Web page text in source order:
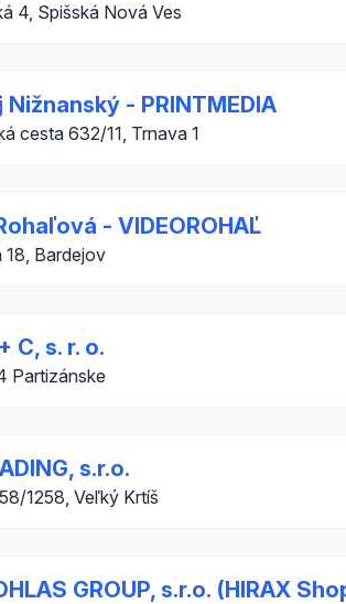
4, Spišská Nová Ves
Nižnanský - PRINTMEDIA
cesta 632/11, Trnava 1
- VIDEOROHAĽ
Bardejov
C, s. r. o.
Partizánske
s.r.o.
1258, Veľký Krtíš
GROUP, s.r.o. (HIRAX